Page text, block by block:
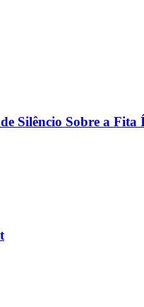
Silêncio Sobre a Fita